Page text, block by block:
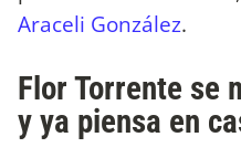
Araceli González.
Flor Torrente se
y ya piensa en